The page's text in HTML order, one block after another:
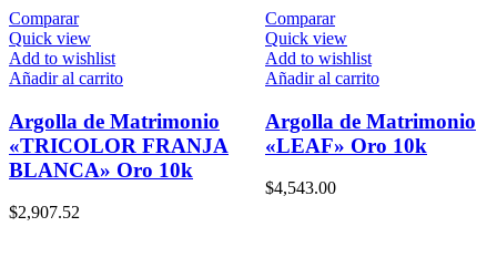
Comparar
Quick view
Add to wishlist
Añadir al carrito
Argolla de Matrimonio
«TRICOLOR FRANJA
BLANCA» Oro 10k
$2,907.52
Comparar
Quick view
Add to wishlist
Añadir al carrito
Argolla de Matrimonio
«LEAF» Oro 10k
$4,543.00